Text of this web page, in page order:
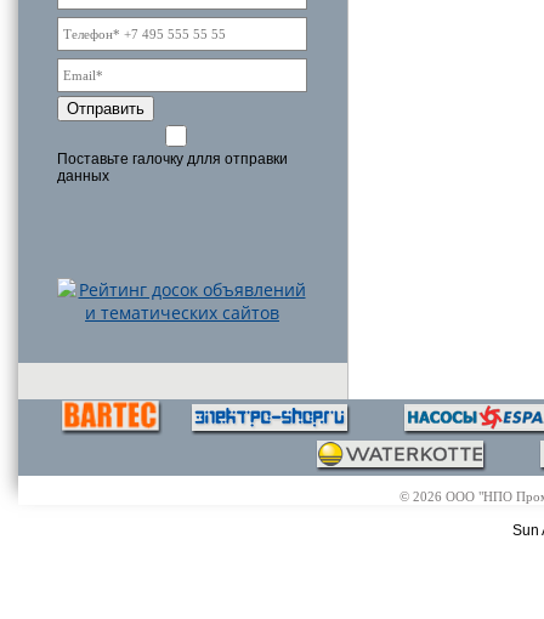
Отправить
Поставьте галочку длля отправки
данных
© 2026 ООО "НПО
Sun